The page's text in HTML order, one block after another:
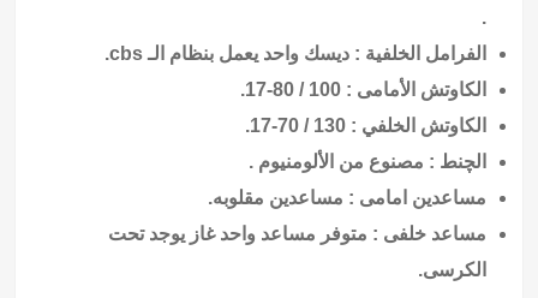
.
الفرامل الخلفية : ديسك واحد يعمل بنظام الـ cbs.
الكاوتش الأمامى : 100 / 80-17.
الكاوتش الخلفي : 130 / 70-17.
الچنط : مصنوع من الألومنيوم .
مساعدين امامى : مساعدين مقلوبه.
مساعد خلفى : متوفر مساعد واحد غاز يوجد تحت
الكرسى.